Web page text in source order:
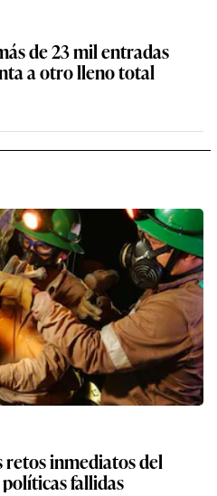
de 23 mil entradas
a otro lleno total
inmediatos del
fallidas